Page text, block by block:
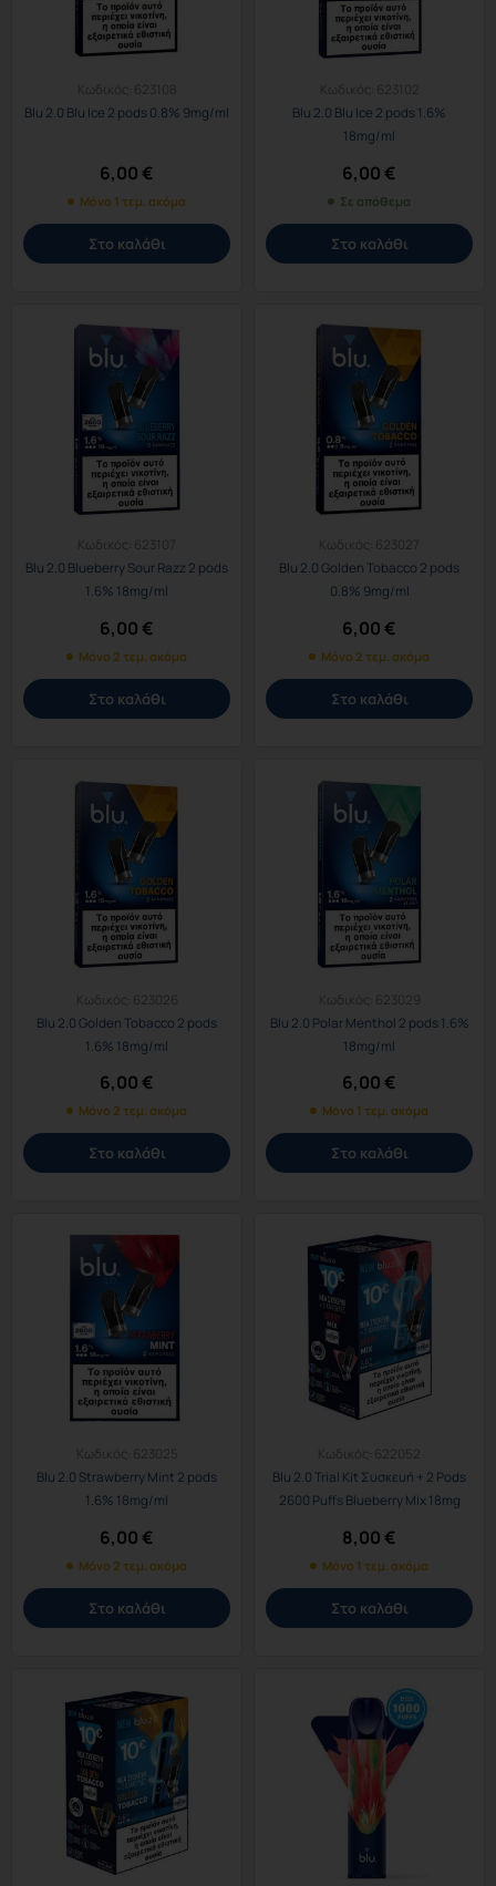
Κωδικός:
623108
Blu 2.0 Blu Ice 2 pods 0.8% 9mg/ml
6,00€
Μόνο 1 τεμ. ακόμα
Στο καλάθι
Κωδικός:
623102
Blu 2.0 Blu Ice 2 pods 1.6%
18mg/ml
6,00€
Σε απόθεμα
Στο καλάθι
Κωδικός:
623107
Blu 2.0 Blueberry Sour Razz 2 pods
1.6% 18mg/ml
6,00€
Μόνο 2 τεμ. ακόμα
Στο καλάθι
Κωδικός:
623027
Blu 2.0 Golden Tobacco 2 pods
0.8% 9mg/ml
6,00€
Μόνο 2 τεμ. ακόμα
Στο καλάθι
Κωδικός:
623026
Blu 2.0 Golden Tobacco 2 pods
1.6% 18mg/ml
6,00€
Μόνο 2 τεμ. ακόμα
Στο καλάθι
Κωδικός:
623029
Blu 2.0 Polar Menthol 2 pods 1.6%
18mg/ml
6,00€
Μόνο 1 τεμ. ακόμα
Στο καλάθι
Κωδικός:
623025
Blu 2.0 Strawberry Mint 2 pods
1.6% 18mg/ml
6,00€
Μόνο 2 τεμ. ακόμα
Στο καλάθι
Κωδικός:
622052
Blu 2.0 Trial Kit Συσκευή + 2 Pods
2600 Puffs Blueberry Mix 18mg
8,00€
Μόνο 1 τεμ. ακόμα
Στο καλάθι